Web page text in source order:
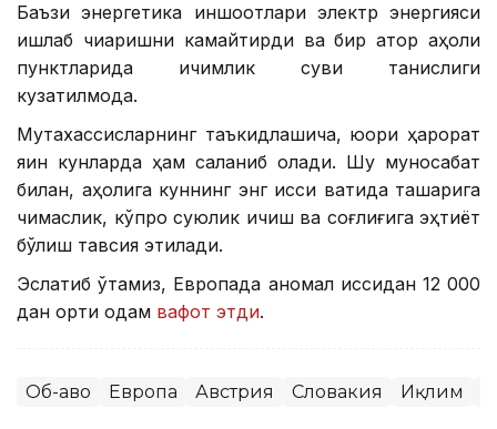
Баъзи энергетика иншоотлари электр энергияси
ишлаб чиқаришни камайтирди ва бир қатор аҳоли
пунктларида ичимлик суви танқислиги
кузатилмоқда.
Мутахассисларнинг таъкидлашича, юқори ҳарорат
яқин кунларда ҳам сақланиб қолади. Шу муносабат
билан, аҳолига куннинг энг иссиқ вақтида ташқарига
чиқмаслик, кўпроқ суюқлик ичиш ва соғлиғига эҳтиёт
бўлиш тавсия этилади.
Эслатиб ўтамиз, Европада аномал иссиқдан 12 000
дан ортиқ одам вафот этди.
Об-ҳаво Европа Австрия Словакия Иқлим